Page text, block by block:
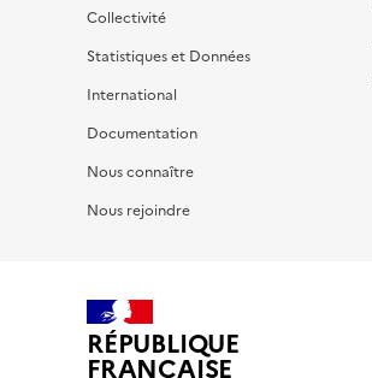
Collectivité
Statistiques et Données
International
Documentation
Nous connaître
Nous rejoindre
RÉPUBLIQUE
FRANÇAISE